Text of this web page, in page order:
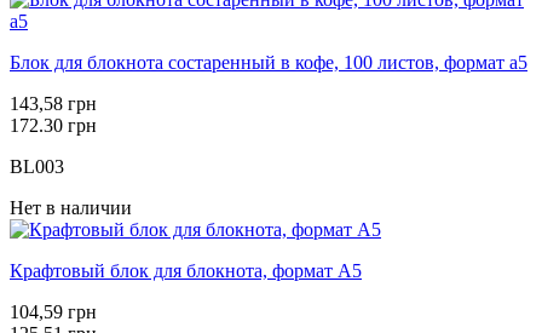
Блок для блокнота состаренный в кофе, 100 листов, формат а5
143,58 грн
172.30 грн
BL003
Нет в наличии
Крафтовый блок для блокнота, формат А5
104,59 грн